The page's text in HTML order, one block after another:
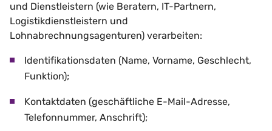
und Dienstleistern (wie Beratern, IT-Partnern,
Logistikdienstleistern und
Lohnabrechnungsagenturen) verarbeiten:
Identifikationsdaten (Name, Vorname, Geschlecht,
Funktion);
Kontaktdaten (geschäftliche E-Mail-Adresse,
Telefonnummer, Anschrift);